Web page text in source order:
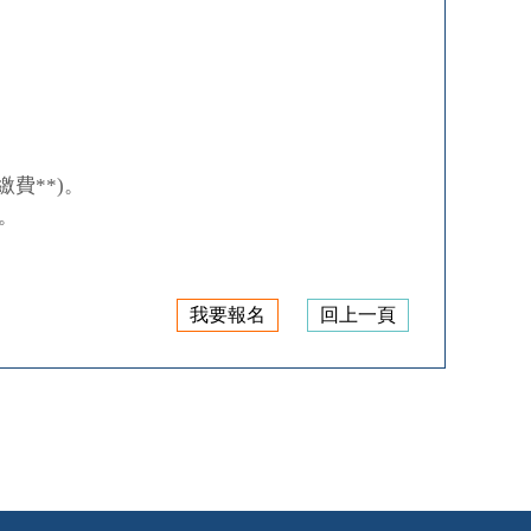
費**)。
我要報名 回上一頁